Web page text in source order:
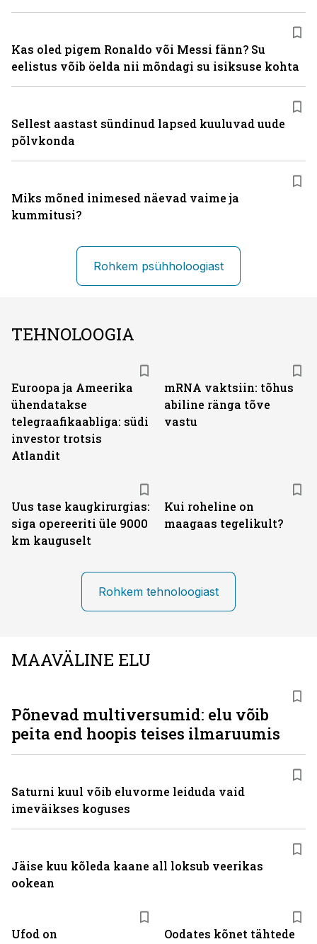
Kas oled pigem Ronaldo või Messi fänn? Su
eelistus võib öelda nii mõndagi su isiksuse kohta
Sellest aastast sündinud lapsed kuuluvad uude
põlvkonda
Miks mõned inimesed näevad vaime ja
kummitusi?
Rohkem psühholoogiast
TEHNOLOOGIA
Euroopa ja Ameerika
ühendatakse
telegraafikaabliga: südi
investor trotsis
Atlandit
mRNA vaktsiin: tõhus
abiline ränga tõve
vastu
Uus tase kaugkirurgias:
siga opereeriti üle 9000
km kauguselt
Kui roheline on
maagaas tegelikult?
Rohkem tehnoloogiast
MAAVÄLINE ELU
Ufod on
Oodates kõnet tähtede
Põnevad multiversumid: elu võib
peita end hoopis teises ilmaruumis
Saturni kuul võib eluvorme leiduda vaid
imeväikses koguses
Jäise kuu kõleda kaane all loksub veerikas
ookean